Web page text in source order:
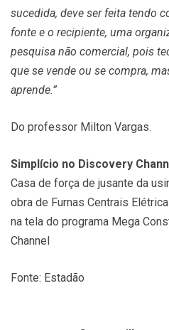
sucedida, deve ser feita tendo
fonte e o recipiente, uma
pesquisa não comercial, pois
que se vende ou se compra,
aprende.”
Do professor Milton Vargas.
Simplício no Discovery
Casa de força de jusante da
obra de Furnas Centrais
na tela do programa Mega
Channel
Fonte: Estadão